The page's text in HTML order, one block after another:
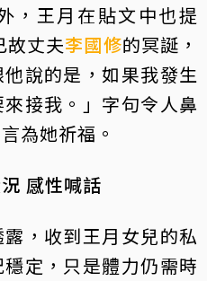
，王月在貼文中也提
故丈夫李國修的冥誕，
說的是，如果我發生
接我。」字句令人鼻
為她祈福。
感性喊話
，收到王月女兒的私
定，只是體力仍需時